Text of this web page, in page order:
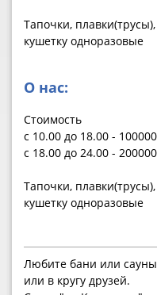
Тапочки,
кушетку одноразовые
О нас:
Стоимость
с 10.00 до 18.00 -
с 18.00 до 24.00 -
Тапочки,
кушетку одноразовые
Любите бани или
или в кругу друзей.